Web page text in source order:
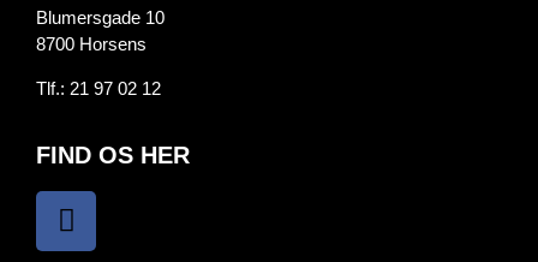
Blumersgade 10
8700 Horsens
Tlf.: 21 97 02 12
FIND OS HER